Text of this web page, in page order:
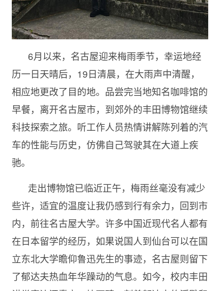
6月以来，名古屋迎来梅雨季节，幸运地经
历一日天晴后，19日清晨，在大雨声中清醒，
相应地更改了目的地。品尝完当地知名咖啡馆的
早餐，离开名古屋市，到郊外的丰田博物馆继续
科技探索之旅。听工作人员热情讲解陈列着的汽
车的性能与历史，仿佛自己驾驶其在大道上疾
驰。
走出博物馆已临近正午，梅雨丝毫没有减少
些许，适宜的温度让我仍感到行有余力，回到市
内，前往名古屋大学。许多中国近现代名人都有
在日本留学的经历，如果说国人到仙台可以在国
立东北大学瞻仰鲁迅先生的事迹，名古屋则留下
了郁达夫热血年华躁动的气息。如今，校内丰田